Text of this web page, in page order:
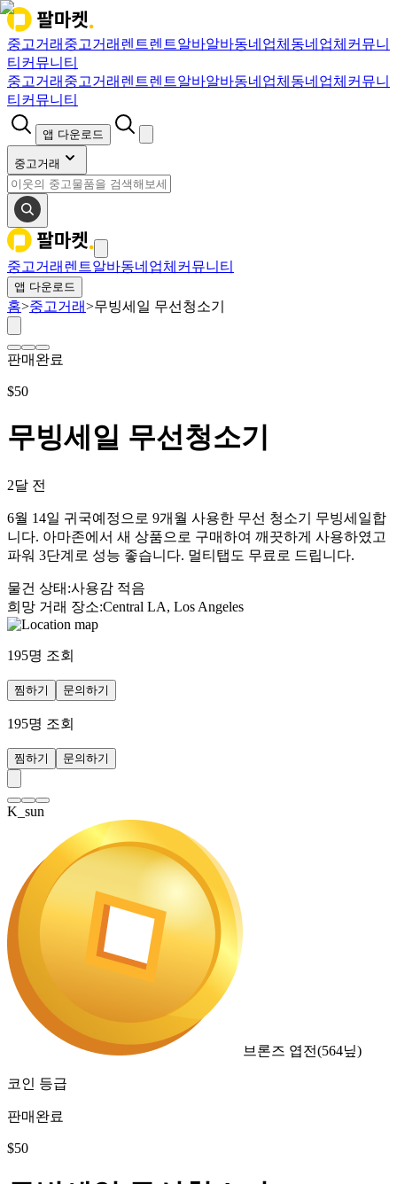
중고거래 중고거래 렌트렌트알바알바동네업체 동네업체 커뮤니
티 커뮤니티
중고거래 중고거래 렌트렌트알바알바동네업체 동네업체 커뮤니
티 커뮤니티
앱 다운로드
중고거래
중고거래 렌트알바동네업체 커뮤니티
앱 다운로드
홈>중고거래>무빙세일 무선청소기
판매완료
$50
무빙세일 무선청소기
2달 전
6월 14일 귀국예정으로 9개월 사용한 무선 청소기 무빙세일합
니다. 아마존에서 새 상품으로 구매하여 깨끗하게 사용하였고
파워 3단계로 성능 좋습니다. 멀티탭도 무료로 드립니다.
물건 상태 :사용감 적음
희망 거래 장소:Central LA, Los Angeles
195명 조회
찜하기 문의하기
195명 조회
찜하기 문의하기
K_sun
브론즈 엽전(564닢)
코인 등급
판매완료
$50